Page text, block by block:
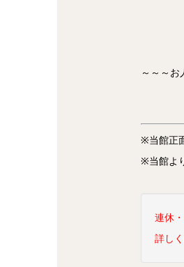
※土
～～～
※当館正
※当館よ
連休
詳し